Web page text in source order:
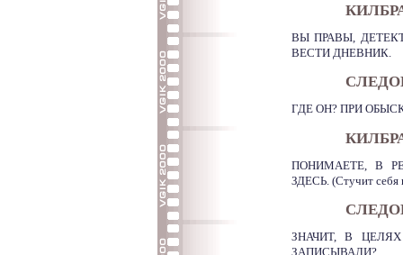
ВЫ ПРАВЫ,
ВЕСТИ ДНЕВНИК.
ГДЕ ОН? ПРИ
ПОНИМАЕТЕ, В
ЗДЕСЬ. (Стучит себя
ЗНАЧИТ, В
ЗАПИСЫВАЛИ?